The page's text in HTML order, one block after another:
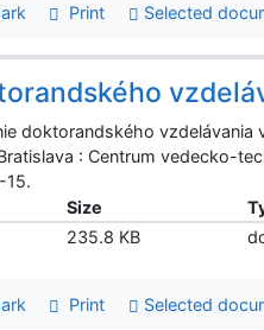
Print Selected
doktorandského vzdelávania
: Centrum vedecko-
15.
Size
235.8 KB
Print Selected